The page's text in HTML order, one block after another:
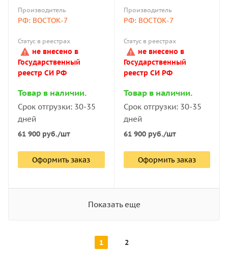
алюминиевых профилей
толщиной до 13 мм и
диаметром от 10 мм
Производитель
РФ: ВОСТОК-7
Статус в реестрах
не внесено в
Государственный
реестр СИ РФ
Товар в наличии.
Срок отгрузки: 30-35
дней
61 900 руб./шт
Оформить заказ
алюминиевых профилей
толщиной до 8 мм и труб
от 6 мм
Производитель
РФ: ВОСТОК-7
Статус в реестрах
не внесено в
Государственный
реестр СИ РФ
Товар в наличии.
Срок отгрузки: 30-35
дней
61 900руб./шт
Оформить заказ
Показать еще
1 2